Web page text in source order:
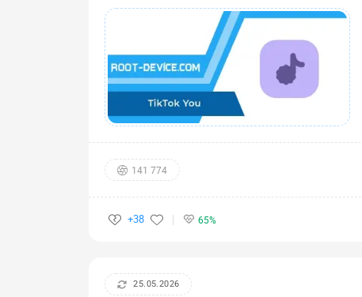
141 774
+38 65%
25.05.2026